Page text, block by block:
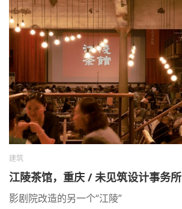
建筑
江陵茶馆，重庆 / 未见筑设计事务所
影剧院改造的另一个“江陵”